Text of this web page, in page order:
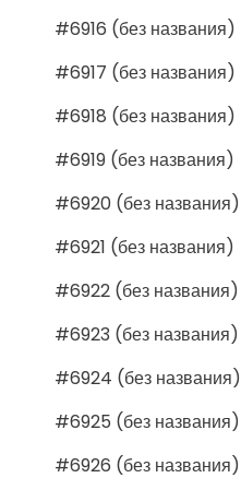
#6916 (без названия)
#6917 (без названия)
#6918 (без названия)
#6919 (без названия)
#6920 (без названия)
#6921 (без названия)
#6922 (без названия)
#6923 (без названия)
#6924 (без названия)
#6925 (без названия)
#6926 (без названия)